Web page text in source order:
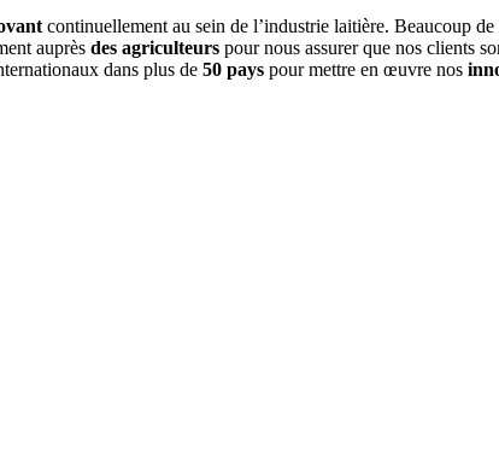
continuellement au sein de l’industrie laitière. Beaucoup
auprès des agriculteurs pour nous assurer que nos clients
dans plus de 50 pays pour mettre en œuvre nos